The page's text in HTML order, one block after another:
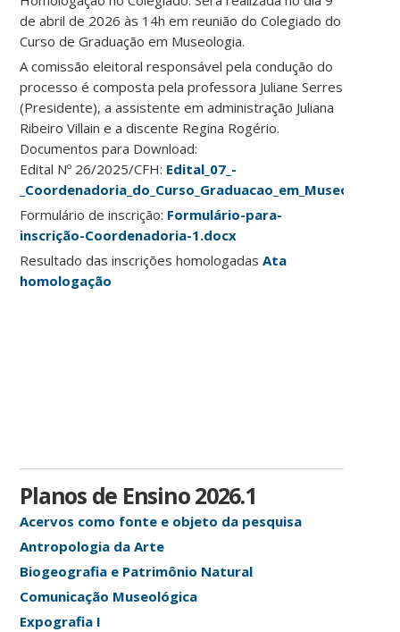
de abril de 2026 às 14h em reunião do Colegiado do
Curso de Graduação em Museologia.
A comissão eleitoral responsável pela condução do
processo é composta pela professora Juliane Serres
(Presidente), a assistente em administração Juliana
Ribeiro Villain e a discente Regina Rogério.
Documentos para Download:
Edital Nº 26/2025/CFH: Edital_07_-
_Coordenadoria_do_Curso_Graduacao_em_Museologia
Formulário de inscrição: Formulário-para-
inscrição-Coordenadoria-1.docx
Resultado das inscrições homologadasAta
homologação
Planos de Ensino 2026.1
Acervos como fonte e objeto da pesquisa
Antropologia da Arte
Biogeografia e Patrimônio Natural
Comunicação Museológica
Expografia I